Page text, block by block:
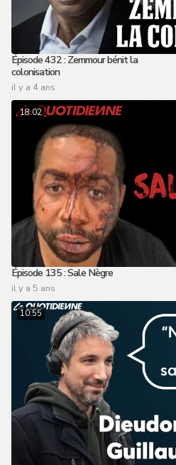
Épisode 432 : Zemmour bénit la
colonisation
il y a 4 ans
18:02
Épisode 135 : Sale Nègre
il y a 5 ans
10:55